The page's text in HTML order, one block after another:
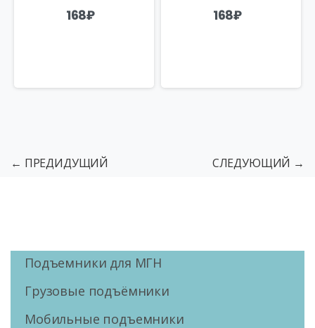
168₽ 168₽
← ПРЕДИДУЩИЙ СЛЕДУЮЩИЙ →
Подъемники для МГН
Грузовые подъёмники
Мобильные подъемники